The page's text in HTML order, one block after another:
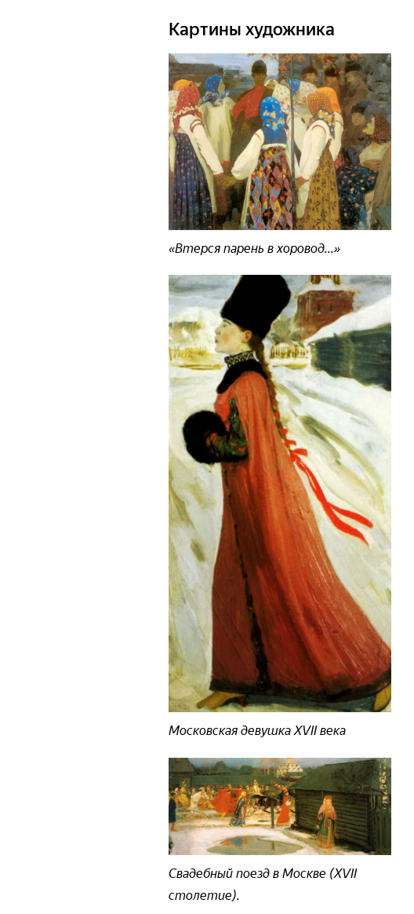
Картины художника
«Втерся парень в хоровод...»
Московская девушка XVII века
Свадебный поезд в Москве (XVII
столетие).